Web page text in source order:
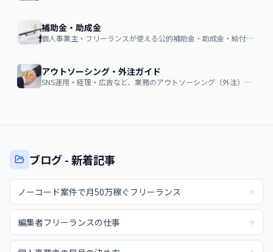
補助金・助成金
個人事業主・フリーランスが使える公的補助金・助成金・給付金の申請ガイド
アウトソーシング・外注ガイド
SNS運用・経理・広告など、業務のアウトソーシング（外注）を検討する企業・個人向け。費用相場・依頼の流れ・失敗しない選び方
ブログ - 新着記事
ノーコード案件で月50万稼ぐフリーランス
編集者フリーランスの仕事